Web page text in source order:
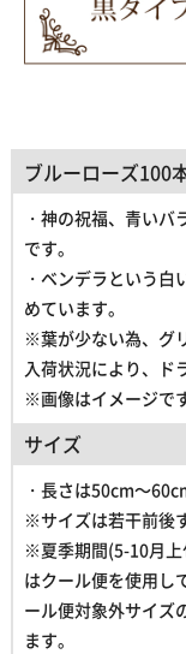
ブルーローズ100
・神の祝福、青い
です。
・ベンデラという
めています。
※葉が少ない為、グ
入荷状況により、ド
※画像はイメージで
サイズ
・長さは50cm～
※サイズは若干前後
※夏季期間(5-10月上
はクール便を使用し
ール便対象外サイズ
ます。